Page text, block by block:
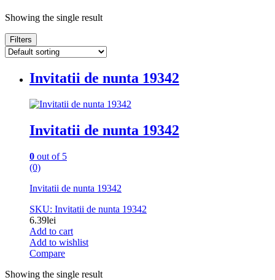
Showing the single result
Filters
Invitatii de nunta 19342
Invitatii de nunta 19342
0 out of 5
(0)
Invitatii de nunta 19342
SKU: Invitatii de nunta 19342
6.39lei
Add to cart
Add to wishlist
Compare
Showing the single result